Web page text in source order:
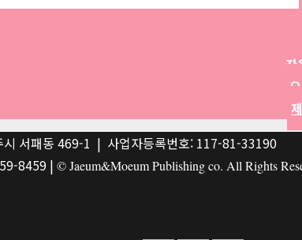
자
시 서패동 469-1 | 사업자등록번호: 117-81-33190
8459 | © Jaeum&Moeum Publishing co. All Rights